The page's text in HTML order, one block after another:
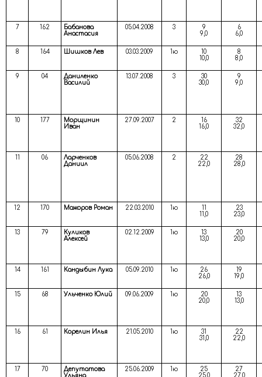
7 162
Бабанова
Анастасия
05.04.2008 3
9
9,0
6
6,0
8 164 Шишков Лев 03.03.2009 1ю
10
10,0
8
8,0
9 04
Даниленко
Василий
13.07.2008 3
30
30,0
9
9,0
10 177
Морщинин
Иван
27.09.2007 2
16
16,0
32
32,0
11 06
Ларченков
Даниил
05.06.2008 2
22
22,0
28
28,0
12 170 Мажоров Роман 22.03.2010 1ю
11
11,0
23
23,0
13 79
Куликов
Алексей
02.12.2009 1ю
13
13,0
20
20,0
14 161 Кандыбин Лука 05.09.2010 1ю
26
26,0
19
19,0
15 68 Ульченко Юлий 09.06.2009 1ю
20
20,0
13
13,0
16 61 Корелин Илья 21.05.2010 1ю
31
31,0
22
22,0
17 70
Депутатова
Ульяна
25.06.2009 1ю
25
25,0
27
27,0